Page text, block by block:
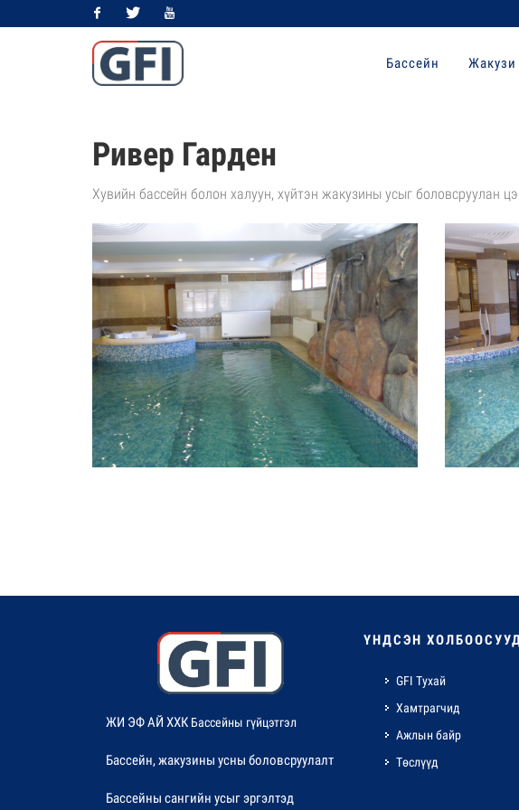
FacebookTwitter Youtube
Бассейн Жакузи
Ривер Гарден
Хувийн бассейн болон халуун, хүйтэн жакузины усыг боловсруулан
ЖИ ЭФ АЙ ХХК Бассейны гүйцэтгэл
Бассейн, жакузины усны боловсруулалт
Бассейны сангийн усыг эргэлтэд
ҮНДСЭН
GFI Тухай
Хамтрагчид
Ажлын байр
Төслүүд